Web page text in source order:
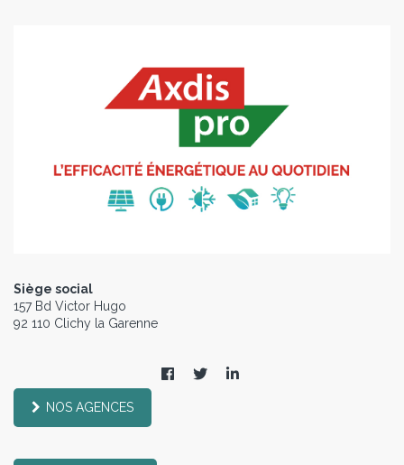
Siège social
157 Bd Victor Hugo
92 110 Clichy la Garenne
NOS AGENCES